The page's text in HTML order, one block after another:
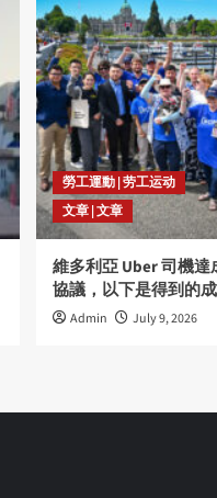
勞工運動 | 劳工运动
文章 | 文章
維多利亞 Uber 司機達
協議，以下是得到的
Admin July 9, 2026